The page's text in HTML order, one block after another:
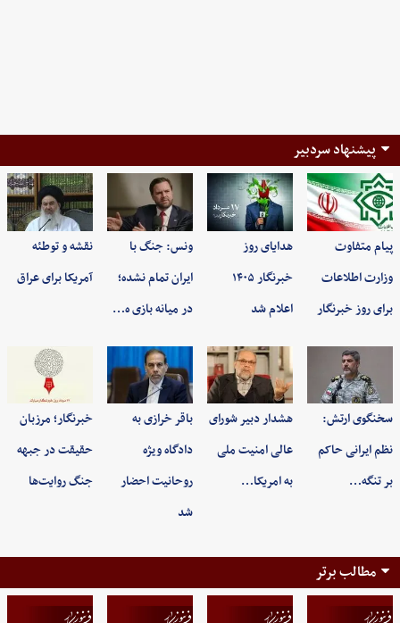
پیشنهاد سردبیر
پیام متفاوت
وزارت اطلاعات
برای روز خبرنگار
هدایای روز
خبرنگار ۱۴۰۵
اعلام شد
ونس: جنگ با
ایران تمام نشده؛
در میانه بازی ه…
نقشه و توطئه
آمریکا برای عراق
سخنگوی ارتش:
نظم ایرانی حاکم
بر تنگه…
هشدار دبیر شورای
عالی امنیت ملی
به امریکا…
باقر خرازی به
دادگاه ویژه
روحانیت احضار
شد
خبرنگار؛ مرزبان
حقیقت در جبهه
جنگ روایت‌ها
مطالب برتر